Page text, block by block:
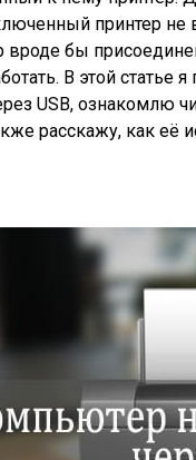
принтер
вроде бы
В этой статье
USB, ознакомлю
расскажу, как её